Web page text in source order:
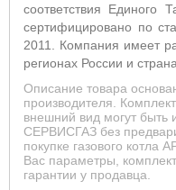
соответствия Единого
сертифицировано по
2011. Компания имеет
регионах России и
Описание товара
производителя.
внешний вид могут быть
СЕРВИСГАЗ без
покупке газового котла
Вас параметры,
гарантии у продавца.